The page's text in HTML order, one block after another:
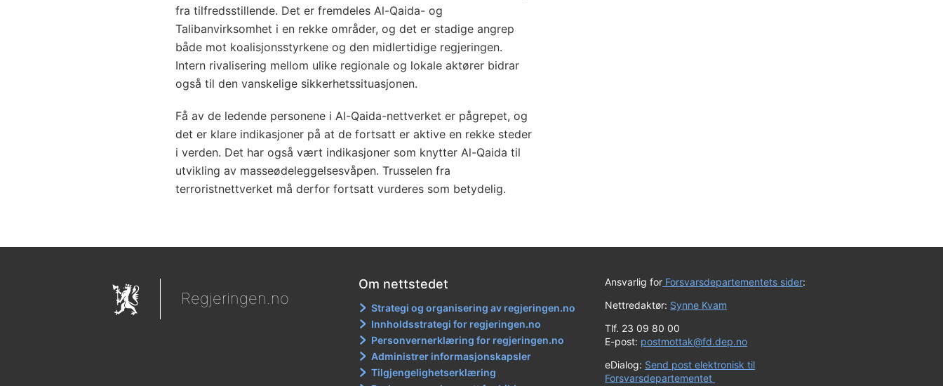
fra tilfredsstillende. Det er fremdeles Al-Qaida- og
Talibanvirksomhet i en rekke områder, og det er stadige angrep
både mot koalisjonsstyrkene og den midlertidige regjeringen.
Intern rivalisering mellom ulike regionale og lokale aktører bidrar
også til den vanskelige sikkerhetssituasjonen.
Få av de ledende personene i Al-Qaida-nettverket er pågrepet, og
det er klare indikasjoner på at de fortsatt er aktive en rekke steder
i verden. Det har også vært indikasjoner som knytter Al-Qaida til
utvikling av masseødeleggelsesvåpen. Trusselen fra
terroristnettverket må derfor fortsatt vurderes som betydelig.
Regjeringen.no
Om nettstedet
Strategi og organisering av regjeringen.no
Innholdsstrategi for regjeringen.no
Personvernerklæring for regjeringen.no
Administrer informasjonskapsler
Tilgjengelighetserklæring
Ansvarlig for Forsvarsdepartementets sider:
Nettredaktør: Synne Kvam
Tlf. 23 09 80 00
E-post: postmottak@fd.dep.no
eDialog: Send post elektronisk til
Forsvarsdepartementet